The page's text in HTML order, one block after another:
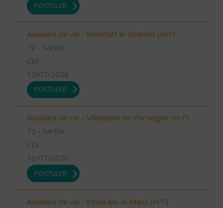
POSTULER
Auxiliaire de vie - Montfort le Gesnois (H/F)
72 - Sarthe
CDI
10/07/2026
POSTULER
Auxiliaire de vie - Villeneuve en Perseigne (H/F)
72 - Sarthe
CDI
10/07/2026
POSTULER
Auxiliaire de vie - Etival-les-le-Mans (H/F)